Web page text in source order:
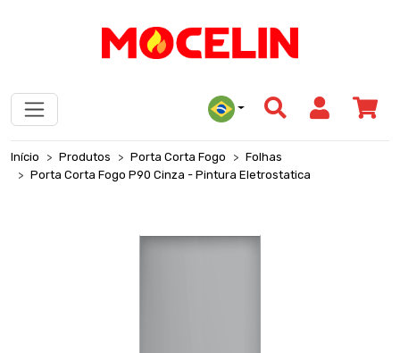
Início Produtos Porta Corta Fogo
Folhas
Porta Corta Fogo P90 Cinza - Pintura Eletrostatica